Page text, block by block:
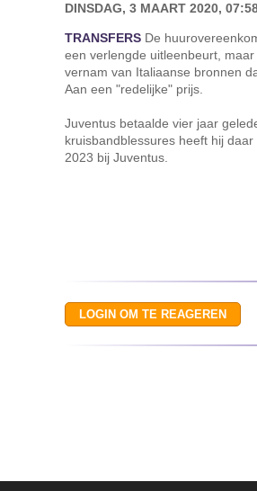
DINSDAG, 3 MAART 2020,
TRANSFERS De
een verlengde uitleenbeurt,
vernam van Italiaanse bronnen
Aan een "redelijke" prijs.
Juventus betaalde vier jaar
kruisbandblessures heeft hij
2023 bij Juventus.